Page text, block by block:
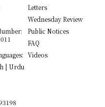
| Urdu
Letters
Wednesday Review
Public Notices
FAQ
Videos